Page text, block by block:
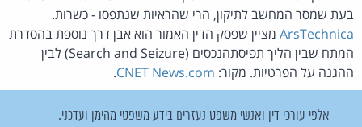
בעת שמסר המחשב לתיקון, הרי שהראיות שנתפסו - כשרות.
ArsTechnica מציין שפסק הדין האמור הוא אבן דרך נוספת בהסדרת
המתח שבין הליך תפיסתהנכסים (Search and Seizure) לבין
ההגנה על הפרטיות. מקור: CNET News.com
.
אלפי עורכי דין ואנשי משפט נעזרים בידע משפטי מהימן ועדכני.